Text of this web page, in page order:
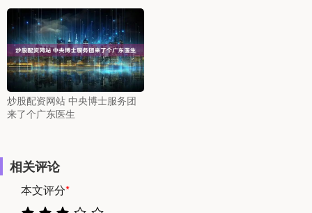
炒股配资网站 中央博士服务团
来了个广东医生
相关评论
本文评分*